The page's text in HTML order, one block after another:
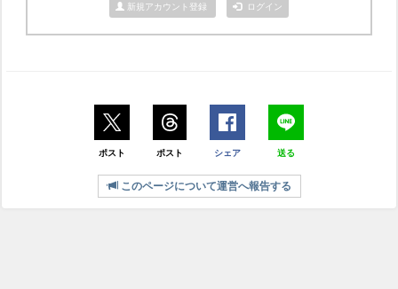
新規アカウント登録 ログイン
ポスト ポスト シェア 送る
このページについて運営へ報告する